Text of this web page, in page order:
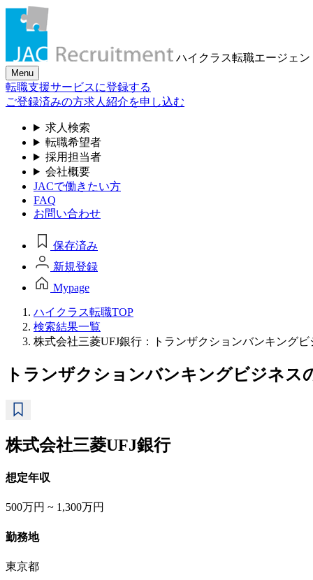
ハイクラス転職エージェン
Menu
転職支援サービスに登録する
ご登録済みの方求人紹介を申し込む
求人検索
転職希望者
採用担当者
会社概要
JACで働きたい方
FAQ
お問い合わせ
保存済み
新規登録
Mypage
ハイクラス転職TOP
検索結果一覧
株式会社三菱UFJ銀行：トランザクションバンキング
トランザクションバンキングビジネス
株式会社三菱UFJ銀行
想定年収
500万円 ~ 1,300万円
勤務地
東京都